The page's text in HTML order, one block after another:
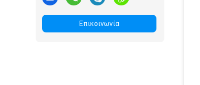
Επικοινωνία